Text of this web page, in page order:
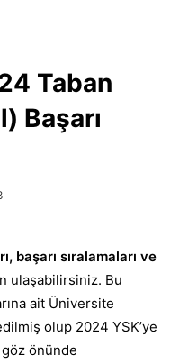
Taban
Başarı
başarı sıralamaları ve
ulaşabilirsiniz. Bu
ait Üniversite
olup 2024 YSK’ye
önünde